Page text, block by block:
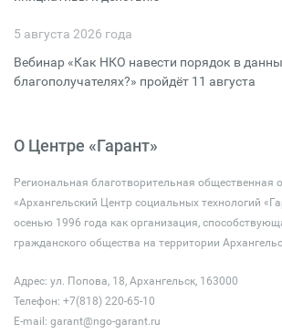
5 августа 2026 года
Вебинар «Как НКО навести порядок в
благополучателях?» пройдёт 11 августа
О Центре «Гарант»
Региональная благотворительная общественная
«Архангельский Центр социальных технологий
осенью 1996 года как организация,
гражданского общества на территории
Адрес: ул. Попова, 18, Архангельск, 163000
Телефон: +7(818) 220-65-10
E-mail: garant@ngo-garant.ru